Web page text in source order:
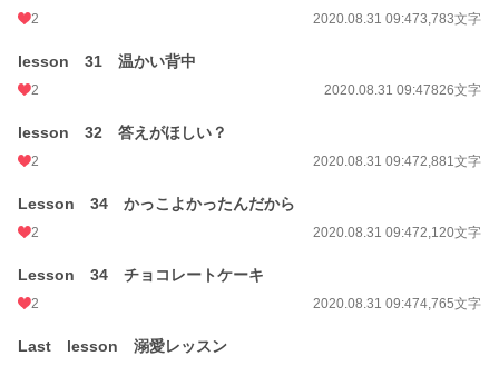
2 2020.08.31 09:473,783文字
lesson 31 温かい背中
2 2020.08.31 09:47826文字
lesson 32 答えがほしい？
2 2020.08.31 09:472,881文字
Lesson 34 かっこよかったんだから
2 2020.08.31 09:472,120文字
Lesson 34 チョコレートケーキ
2 2020.08.31 09:474,765文字
Last lesson 溺愛レッスン